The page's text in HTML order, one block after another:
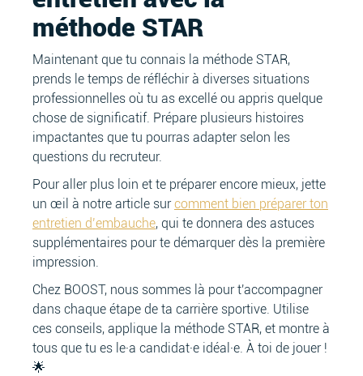
méthode STAR
Maintenant que tu connais la méthode STAR,
prends le temps de réfléchir à diverses situations
professionnelles où tu as excellé ou appris quelque
chose de significatif. Prépare plusieurs histoires
impactantes que tu pourras adapter selon les
questions du recruteur.
Pour aller plus loin et te préparer encore mieux, jette
un œil à notre article surcomment bien préparer ton
entretien d’embauche, qui te donnera des astuces
supplémentaires pour te démarquer dès la première
impression.
Chez BOOST, nous sommes là pour t'accompagner
dans chaque étape de ta carrière sportive. Utilise
ces conseils, applique la méthode STAR, et montre à
tous que tu es le·a candidat·e idéal·e. À toi de jouer !
🌟